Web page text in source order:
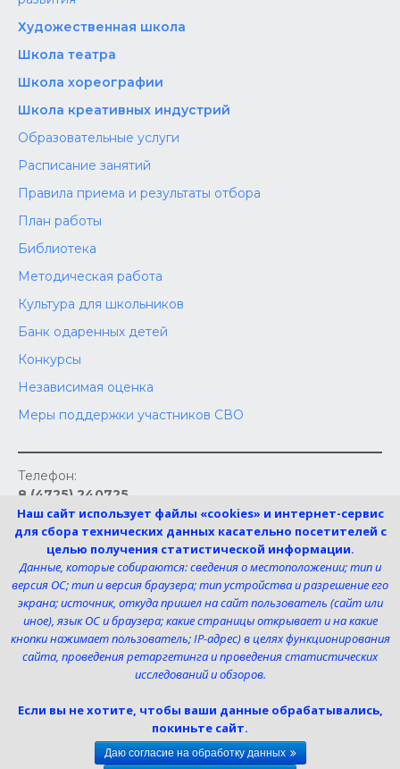
Художественная школа
Школа‌‌‌‌ театра
Школа хореографии
Школа креативных индустрий
Образовательные услуги
Расписание занятий
Правила приема и результаты отбора
План работы
Библиотека
Методическая работа
Культура для школьников
Банк одаренных детей
Конкурсы
Независимая оценка
Меры поддержки участников СВО
Телефон:
8 (4725) 240725
Электронная почта:
uk-dshi1@belgov.ru
Мы в социальных сетях
© 2026 МБУ ДО «ДШИ им. М.Г. Эрденко №1»
Наш сайт использует файлы «cookies» и интернет-сервис
для сбора технических данных касательно посетителей с
целью получения статистической информации.
Данные, которые собираются: сведения о местоположении; тип и
версия ОС; тип и версия браузера; тип устройства и разрешение его
экрана; источник, откуда пришел на сайт пользователь (сайт или
иное), язык ОС и браузера; какие страницы открывает и на какие
кнопки нажимает пользователь; IP-адрес) в целях функционирования
сайта, проведения ретаргетинга и проведения статистических
исследований и обзоров.
Если вы не хотите, чтобы ваши данные обрабатывались,
покиньте сайт.
Даю согласие на обработку данных